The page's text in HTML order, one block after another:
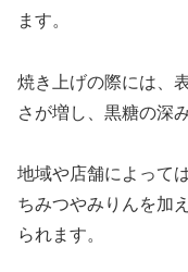
ます。
焼き上げの際には、
さが増し、黒糖の深
地域や店舗によって
ちみつやみりんを加
られます。